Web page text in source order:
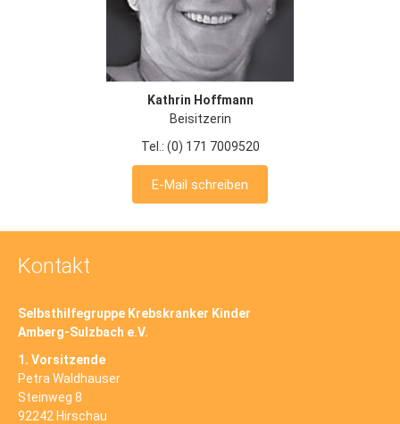
Kathrin Hoffmann
Beisitzerin
Tel.: (0) 171 7009520
E-Mail schreiben
Kontakt
Selbsthilfegruppe Krebskranker Kinder
Amberg-Sulzbach e.V.
1. Vorsitzende
Petra Waldhauser
Steinweg 8
92242 Hirschau